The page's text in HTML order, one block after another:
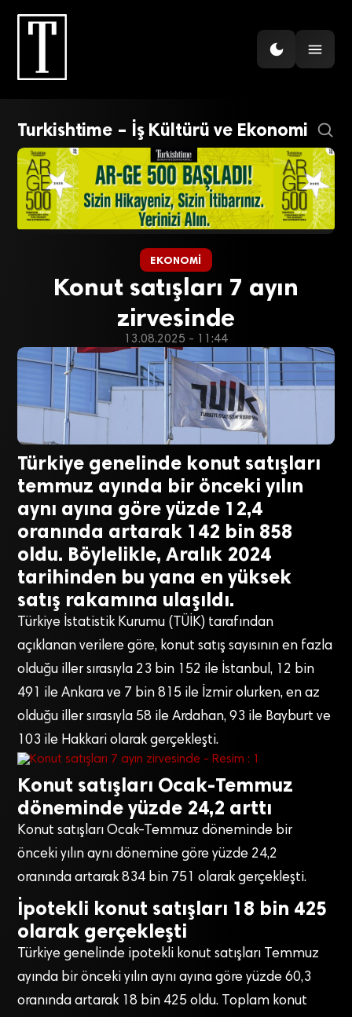
Turkishtime – İş Kültürü ve Ekonomi
EKONOMI
Konut satışları 7 ayın
zirvesinde
13.08.2025 - 11:44
Türkiye genelinde konut satışları
temmuz ayında bir önceki yılın
aynı ayına göre yüzde 12,4
oranında artarak 142 bin 858
oldu. Böylelikle, Aralık 2024
tarihinden bu yana en yüksek
satış rakamına ulaşıldı.
Türkiye İstatistik Kurumu (TÜİK) tarafından
açıklanan verilere göre, konut satış sayısının en fazla
olduğu iller sırasıyla 23 bin 152 ile İstanbul, 12 bin
491 ile Ankara ve 7 bin 815 ile İzmir olurken, en az
olduğu iller sırasıyla 58 ile Ardahan, 93 ile Bayburt ve
103 ile Hakkari olarak gerçekleşti.
Konut satışları Ocak-Temmuz
döneminde yüzde 24,2 arttı
Konut satışları Ocak-Temmuz döneminde bir
önceki yılın aynı dönemine göre yüzde 24,2
oranında artarak 834 bin 751 olarak gerçekleşti.
İpotekli konut satışları 18 bin 425
olarak gerçekleşti
Türkiye genelinde ipotekli konut satışları Temmuz
ayında bir önceki yılın aynı ayına göre yüzde 60,3
oranında artarak 18 bin 425 oldu. Toplam konut